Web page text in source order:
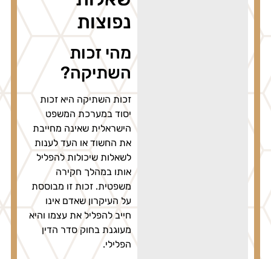
נפוצות
מהי זכות
השתיקה?
זכות השתיקה היא זכות
יסוד במערכת המשפט
הישראלית שאינה מחייבת
את החשוד או העד לענות
לשאלות שיכולות להפליל
אותו במהלך חקירה
משפטית. זכות זו מבוססת
על העיקרון שאדם אינו
חייב להפליל את עצמו והיא
מעוגנת בחוק סדר הדין
הפלילי.